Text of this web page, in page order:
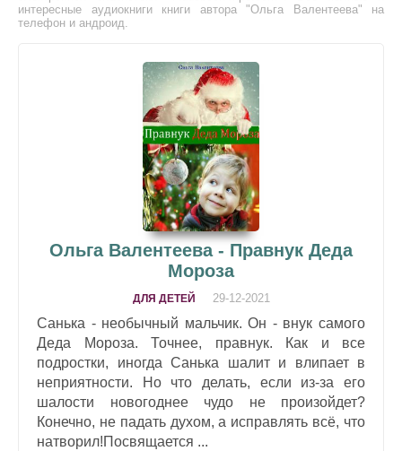
интересные аудиокниги книги автора "Ольга Валентеева" на
телефон и андроид.
Ольга Валентеева - Правнук Деда
Мороза
ДЛЯ ДЕТЕЙ 29-12-2021
Санька - необычный мальчик. Он - внук самого
Деда Мороза. Точнее, правнук. Как и все
подростки, иногда Санька шалит и влипает в
неприятности. Но что делать, если из-за его
шалости новогоднее чудо не произойдет?
Конечно, не падать духом, а исправлять всё, что
натворил!Посвящается ...